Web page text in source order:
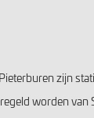
zijn
worden